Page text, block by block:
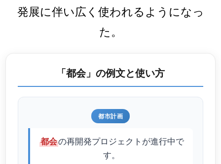
発展に伴い広く使われるようになっ
た。
「都会」の例文と使い方
都市計画
都会の再開発プロジェクトが進行中で
す。